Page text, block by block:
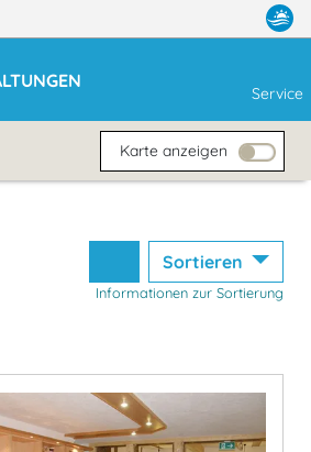
Service
Karte anzeigen
Sortieren
Informationen zur Sortierung